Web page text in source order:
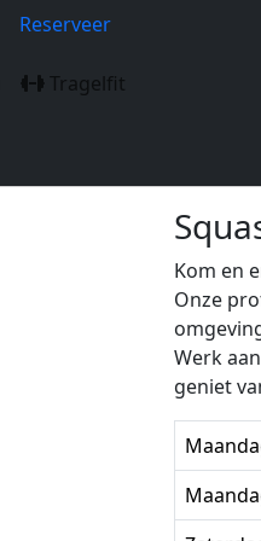
Reserveer
Tragelfit
Kom en
Onze
Werk
geniet